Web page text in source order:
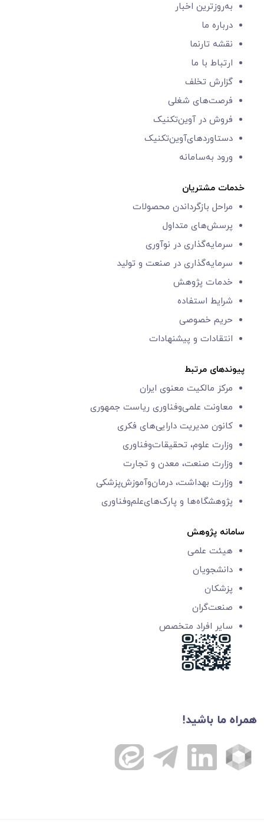
به‌روزترین اخبار
درباره ما
نقشه تارنما
ارتباط با ما
گزارش‌ تخلف
فرصت‌های شغلی
فروش در آوین‌تکنیک
دستاوردهای‌آوین‌تکنیک
ورود به‌سامانه
خدمات مشتریان
مراحل بازگرداندن محصولات
پرسش‌های متداول
سرمایه‌گذاری در نوآوری
سرمایه‌گذاری در صنعت و تولید
خدمات پژوهش
شرایط استفاده
حریم خصوصی
انتقادات و پیشنهادات
پیوندهای مرتبط
مرکز مالکیت معنوی ایران
معاونت علمی‌و‌فناوری ریاست جمهوری
کانون مدیریت دارایی‌های فکری
وزارت علوم، تحقیقات‌وفناوری
وزارت صنعت، معدن و تجارت
وزارت بهداشت، درمان‌وآموزش‌پزشکی
پژوهشگاه‌ها و پارک‌های‌‌علم‌‌و‌فناوری
سامانه پژوهش
هیئت علمی
دانشجویان
پزشکان
صنعت‌گران
سایر افراد متخصص
همراه ما باشید!